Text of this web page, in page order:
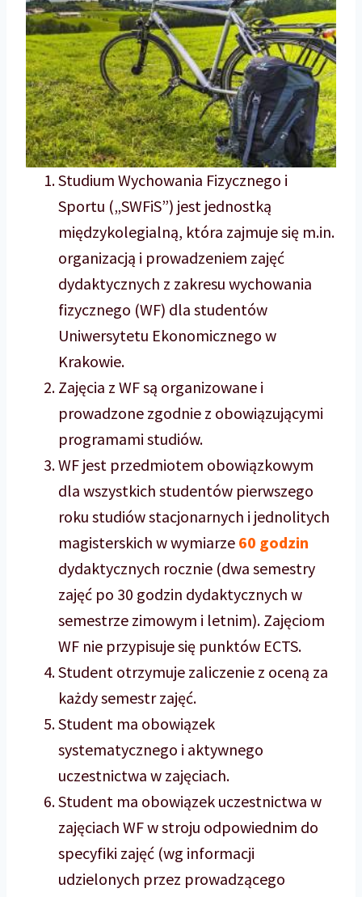
Studium Wychowania Fizycznego i
Sportu („SWFiS”) jest jednostką
międzykolegialną, która zajmuje się m.in.
organizacją i prowadzeniem zajęć
dydaktycznych z zakresu wychowania
fizycznego (WF) dla studentów
Uniwersytetu Ekonomicznego w
Krakowie.
Zajęcia z WF są organizowane i
prowadzone zgodnie z obowiązującymi
programami studiów.
WF jest przedmiotem obowiązkowym
dla wszystkich studentów pierwszego
roku studiów stacjonarnych i jednolitych
magisterskich w wymiarze 60 godzin
dydaktycznych rocznie (dwa semestry
zajęć po 30 godzin dydaktycznych w
semestrze zimowym i letnim). Zajęciom
WF nie przypisuje się punktów ECTS.
Student otrzymuje zaliczenie z oceną za
każdy semestr zajęć.
Student ma obowiązek
systematycznego i aktywnego
uczestnictwa w zajęciach.
Student ma obowiązek uczestnictwa w
zajęciach WF w stroju odpowiednim do
specyfiki zajęć (wg informacji
udzielonych przez prowadzącego